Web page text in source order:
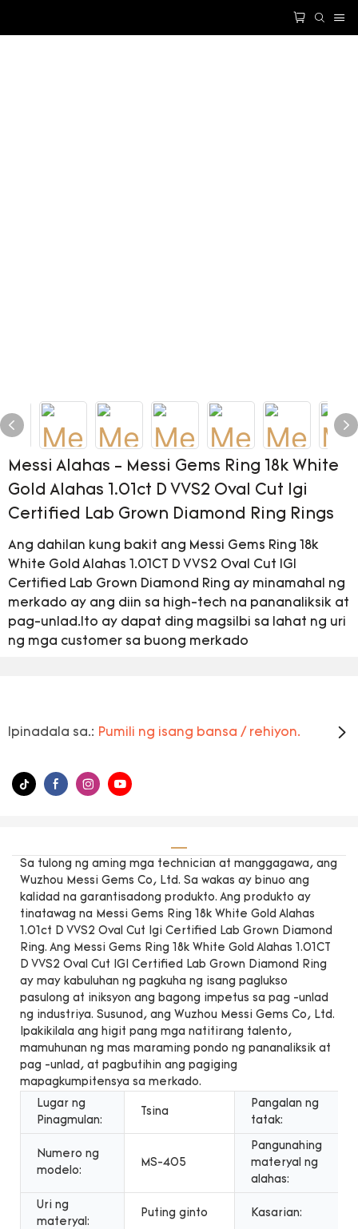
Messi Alahas - Messi Gems Ring 18k White
Gold Alahas 1.01ct D VVS2 Oval Cut Igi
Certified Lab Grown Diamond Ring Rings
Ang dahilan kung bakit ang Messi Gems Ring 18k
White Gold Alahas 1.01CT D VVS2 Oval Cut IGI
Certified Lab Grown Diamond Ring ay minamahal ng
merkado ay ang diin sa high-tech na pananaliksik at
pag-unlad.Ito ay dapat ding magsilbi sa lahat ng uri
ng mga customer sa buong merkado
Ipinadala sa.: Pumili ng isang bansa / rehiyon.
Sa tulong ng aming mga technician at manggagawa, ang
Wuzhou Messi Gems Co, Ltd. Sa wakas ay binuo ang
kalidad na garantisadong produkto. Ang produkto ay
tinatawag na Messi Gems Ring 18k White Gold Alahas
1.01ct D VVS2 Oval Cut Igi Certified Lab Grown Diamond
Ring. Ang Messi Gems Ring 18k White Gold Alahas 1.01CT
D VVS2 Oval Cut IGI Certified Lab Grown Diamond Ring
ay may kabuluhan ng pagkuha ng isang paglukso
pasulong at iniksyon ang bagong impetus sa pag -unlad
ng industriya. Susunod, ang Wuzhou Messi Gems Co, Ltd.
Ipakikilala ang higit pang mga natitirang talento,
mamuhunan ng mas maraming pondo ng pananaliksik at
pag -unlad, at pagbutihin ang pagiging
mapagkumpitensya sa merkado.
Lugar ng
Pinagmulan:
Tsina
Pangalan ng
tatak:
Numero ng
modelo:
MS-405
Pangunahing
materyal ng
alahas:
Uri ng
materyal:
Puting ginto Kasarian: